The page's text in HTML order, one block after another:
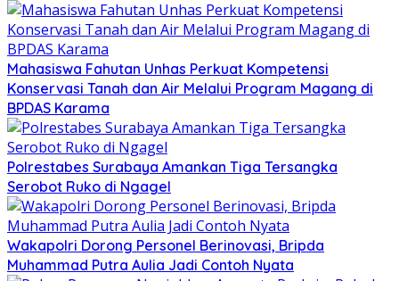
Mahasiswa Fahutan Unhas Perkuat Kompetensi
Konservasi Tanah dan Air Melalui Program Magang di
BPDAS Karama
Polrestabes Surabaya Amankan Tiga Tersangka
Serobot Ruko di Ngagel
Wakapolri Dorong Personel Berinovasi, Bripda
Muhammad Putra Aulia Jadi Contoh Nyata